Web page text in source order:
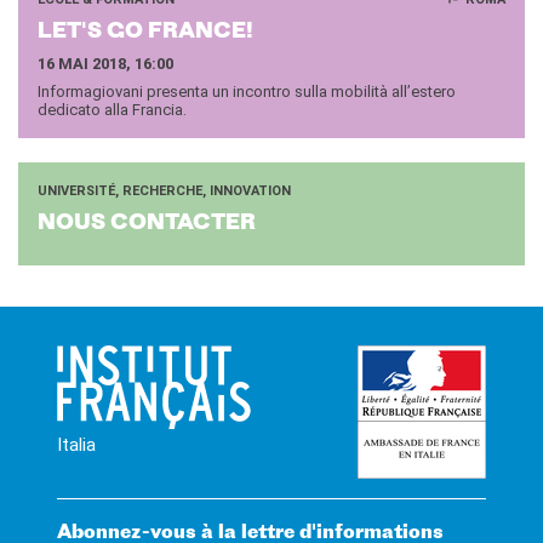
LET'S GO FRANCE!
16 MAI 2018, 16:00
Informagiovani presenta un incontro sulla mobilità all’estero
dedicato alla Francia.
UNIVERSITÉ, RECHERCHE, INNOVATION
NOUS CONTAC­TER
Italia
Abonnez-vous à la lettre d'informations